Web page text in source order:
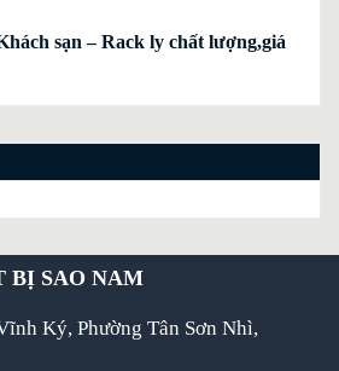
sạn – Rack ly chất lượng,giá
BỊ SAO NAM
Ký, Phường Tân Sơn Nhì,